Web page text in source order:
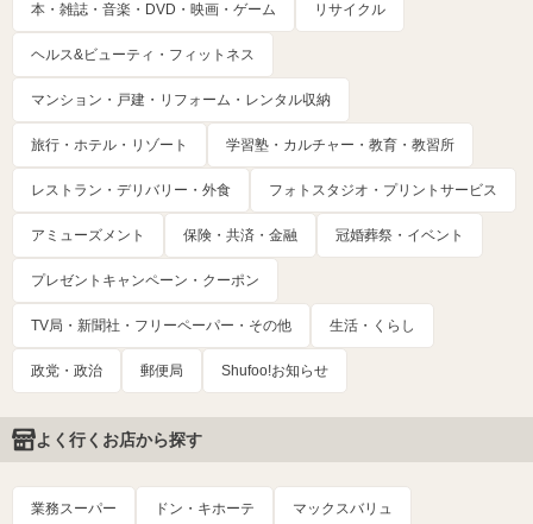
本・雑誌・音楽・DVD・映画・ゲーム リサイクル
ヘルス&ビューティ・フィットネス
マンション・戸建・リフォーム・レンタル収納
旅行・ホテル・リゾート 学習塾・カルチャー・教育・教習所
レストラン・デリバリー・外食 フォトスタジオ・プリントサービス
アミューズメント 保険・共済・金融 冠婚葬祭・イベント
プレゼントキャンペーン・クーポン
TV局・新聞社・フリーペーパー・その他 生活・くらし
政党・政治 郵便局 Shufoo!お知らせ
よく行くお店から探す
業務スーパー ドン・キホーテ マックスバリュ